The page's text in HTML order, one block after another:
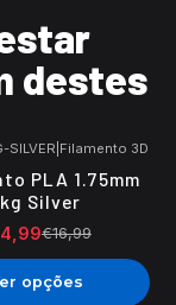
destes
SILVER Filamento 3D
PLA 1.75mm
Silver
€16,99
opções